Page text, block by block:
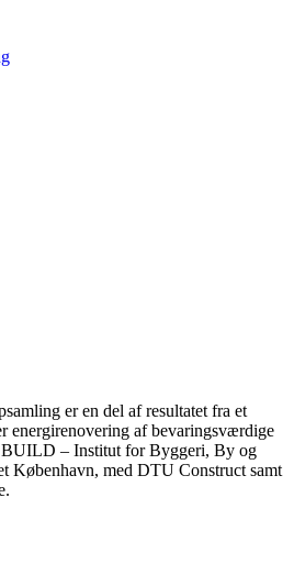
er en del af resultatet fra et
energirenovering af bevaringsværdige
BUILD – Institut for Byggeri, By og
København, med DTU Construct samt